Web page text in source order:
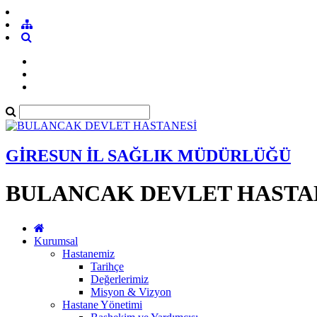
GİRESUN İL SAĞLIK MÜDÜRLÜĞÜ
BULANCAK DEVLET
Kurumsal
Hastanemiz
Tarihçe
Değerlerimiz
Misyon & Vizyon
Hastane Yönetimi